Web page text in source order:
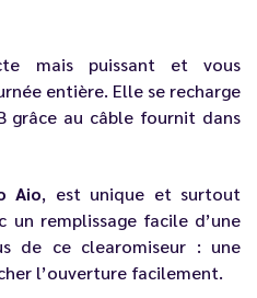
mais puissant et vous
entière. Elle se recharge
grâce au câble fournit dans
Aio, est unique et surtout
remplissage facile d’une
de ce clearomiseur : une
l’ouverture facilement.